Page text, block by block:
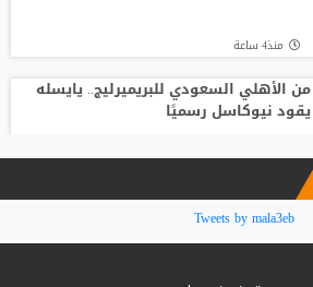
منذ4 ساعة
من الأهلي السعودي للبريميرليج.. يايسله
يقود نيوكاسل رسميًا
أول صفقة أجنبية.. الاتحاد يعلن تعاقده مع
ديون لوبي من ألميريا
Tweets by mala3eb